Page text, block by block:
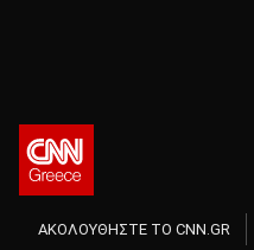
ΑΚΟΛΟΥΘΗΣΤΕ ΤΟ CNN.GR